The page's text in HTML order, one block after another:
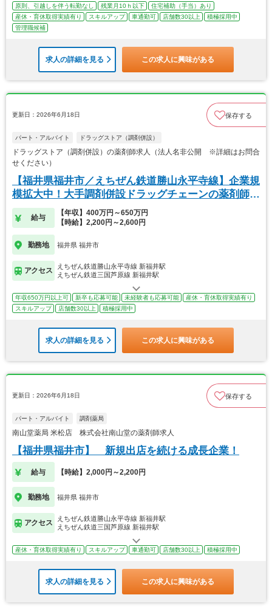
原則、引越しを伴う転勤なし
残業月10ｈ以下
住宅補助（手当）あり
産休・育休取得実績有り
スキルアップ 車通勤可 店舗数30以上
積極採用中
管理職候補
求人の詳細を見る この求人に興味がある
更新日：2026年6月18日 保存する
パート・アルバイト ドラッグストア（調剤併設）
ドラッグストア（調剤併設）の薬剤師求人（法人名非公開 ※詳細はお問合
せください）
【福井県福井市／えちぜん鉄道勝山永平寺線】企業規
模拡大中！大手調剤併設ドラッグチェーンの薬剤師求
人！
給与
【年収】400万円～650万円
【時給】2,200円～2,600円
勤務地 福井県 福井市
アクセス
えちぜん鉄道勝山永平寺線 新福井駅
えちぜん鉄道三国芦原線 新福井駅
年収650万円以上可 新卒も応募可能 未経験者も応募可能
産休・育休取得実績有り
スキルアップ
店舗数30以上 積極採用中
求人の詳細を見る この求人に興味がある
更新日：2026年6月18日 保存する
パート・アルバイト 調剤薬局
南山堂薬局 米松店 株式会社南山堂の薬剤師求人
【福井県福井市】 新規出店を続ける成長企業！
給与 【時給】2,000円～2,200円
勤務地 福井県 福井市
アクセス
えちぜん鉄道勝山永平寺線 新福井駅
えちぜん鉄道三国芦原線 新福井駅
産休・育休取得実績有り スキルアップ 車通勤可 店舗数30以上 積極採用中
求人の詳細を見る この求人に興味がある